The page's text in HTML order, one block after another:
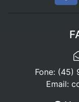
Fone:
Email: